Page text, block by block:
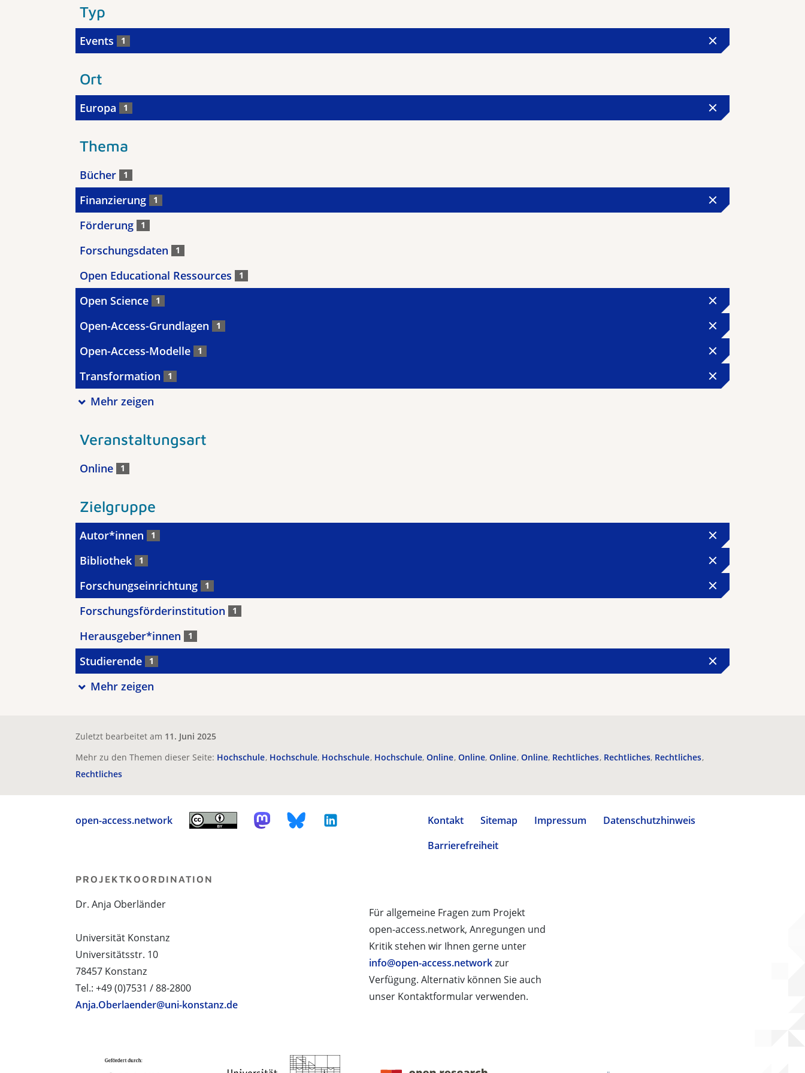
Typ
Events 1
Ort
Europa 1
Thema
Bücher 1
Finanzierung 1
Förderung 1
Forschungsdaten 1
Open Educational Ressources 1
Open Science 1
Open-Access-Grundlagen 1
Open-Access-Modelle 1
Transformation 1
Mehr zeigen
Veranstaltungsart
Online 1
Zielgruppe
Autor*innen 1
Bibliothek 1
Forschungseinrichtung 1
Forschungsförderinstitution 1
Herausgeber*innen 1
Studierende 1
Mehr zeigen
Zuletzt bearbeitet am 11. Juni 2025
Mehr zu den Themen dieser Seite: Hochschule Hochschule Hochschule Hochschule Online Online Online Online Rechtliches Rechtliches Rechtliches
Rechtliches
open-access.network Kontakt Sitemap Impressum
Datenschutzhinweis
Barrierefreiheit
Für allgemeine Fragen zum Projekt
open-access.network, Anregungen und
Kritik stehen wir Ihnen gerne unter
info@open-access.networkzur
Verfügung. Alternativ können Sie auch
unser Kontaktformular verwenden.
PROJEKTKOORDINATION
Dr. Anja Oberländer
Universität Konstanz
Universitätsstr. 10
78457 Konstanz
Tel.: +49 (0)7531 / 88-2800
Anja.Oberlaender@uni-konstanz.de